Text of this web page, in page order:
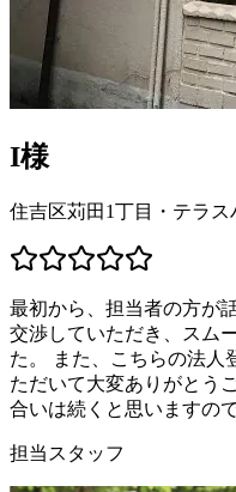
I様
住吉区苅田1丁目・テラス
最初から、担当者の方が
交渉していただき、スム
た。 また、こちらの法人
ただいて大変ありがとう
合いは続くと思いますの
担当スタッフ